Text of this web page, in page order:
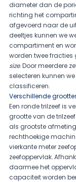
diameter dan de
richting het
afgevoerd naar de
deeltjes kunnen we
compartiment en
worden twee fracties
size. Door meerdere
selecteren kunnen
classificeren.
Verschillende
Een ronde trilzeef is
grootte van de
als grootste
rechthoekige
vierkante meter
zeefoppervlak.
daarmee het
capaciteit worden